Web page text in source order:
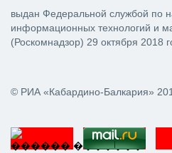
© РИА «Кабардино-Балкария»
выдан Федеральной службой по
информационных технологий и
(Роскомнадзор) 29 октября 2018